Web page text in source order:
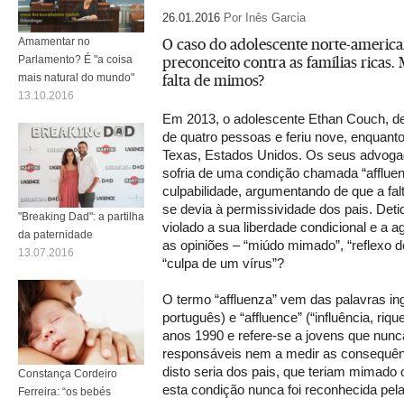
26.01.2016 Por Inês Garcia
O caso do adolescente norte-
preconceito contra as famílias
falta de mimos?
Em 2013, o adolescente Ethan Couch,
de quatro pessoas e feriu nove,
Texas, Estados Unidos. Os seus
sofria de uma condição chamada
culpabilidade, argumentando de que a
se devia à permissividade dos pais.
violado a sua liberdade condicional e a
as opiniões – “miúdo mimado”, “reflexo
“culpa de um vírus”?
O termo “affluenza” vem das palavras
português) e “affluence” (“influência,
anos 1990 e refere-se a jovens que
responsáveis nem a medir as
disto seria dos pais, que teriam
esta condição nunca foi reconhecida
Amamentar no
Parlamento? É "a coisa
mais natural do mundo"
13.10.2016
"Breaking Dad": a partilha
da paternidade
13.07.2016
Constança Cordeiro
Ferreira: “os bebés